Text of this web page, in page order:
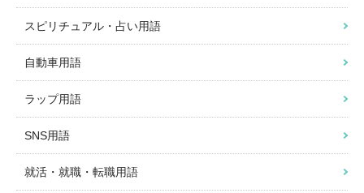
スピリチュアル・占い用語
自動車用語
ラップ用語
SNS用語
就活・就職・転職用語